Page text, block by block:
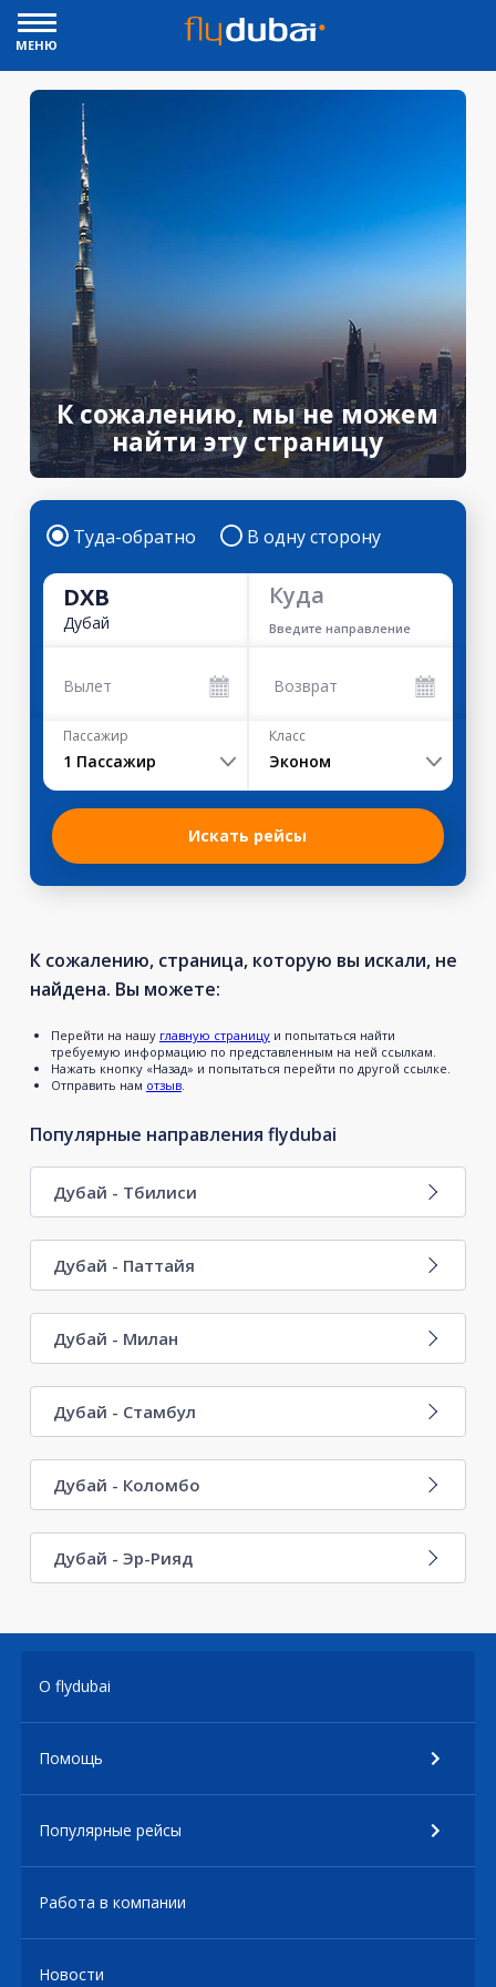
МЕНЮ
К сожалению, мы не можем
найти эту страницу
Туда-обратно В одну сторону
DXB
Дубай
Куда
Введите направление
Вылет Возврат
Пассажир
1 Пассажир
Класс
Эконом
Искать рейсы
К сожалению, страница, которую вы искали, не
найдена. Вы можете:
Перейти на нашу главную страницуи попытаться найти
требуемую информацию по представленным на ней ссылкам.
Нажать кнопку «Назад» и попытаться перейти по другой ссылке.
Отправить нам отзыв.
Популярные направления flydubai
Дубай - Тбилиси
Дубай - Паттайя
Дубай - Милан
Дубай - Стамбул
Дубай - Коломбо
Дубай - Эр-Рияд
О flydubai
Помощь
Популярные рейсы
Работа в компании
Новости